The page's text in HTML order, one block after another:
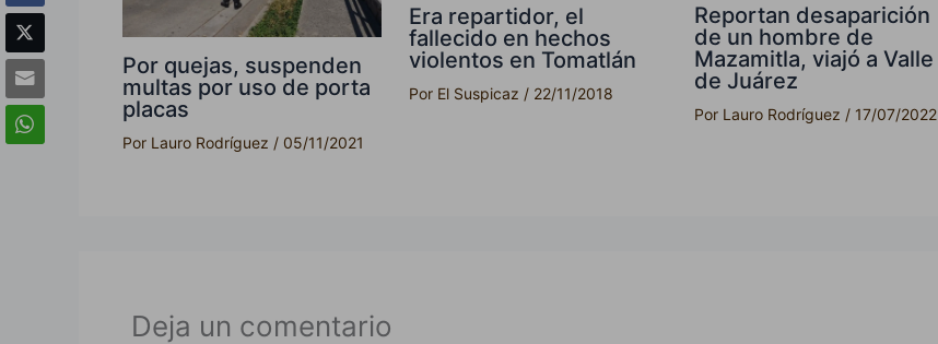
Por quejas, suspenden
multas por uso de porta
placas
Por Lauro Rodríguez / 05/11/2021
Era repartidor, el
fallecido en hechos
violentos en Tomatlán
Por El Suspicaz / 22/11/2018
Reportan desaparición
de un hombre de
Mazamitla, viajó a Valle
de Juárez
Por Lauro Rodríguez / 17/07/2022
Deja un comentario